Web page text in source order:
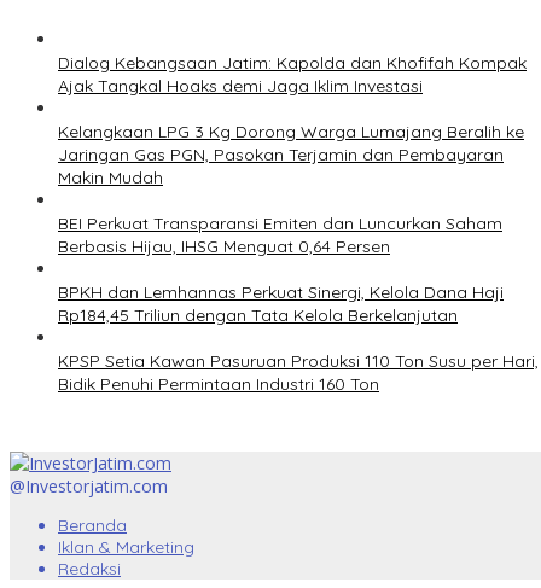
Dialog Kebangsaan Jatim: Kapolda dan Khofifah Kompak
Ajak Tangkal Hoaks demi Jaga Iklim Investasi
Kelangkaan LPG 3 Kg Dorong Warga Lumajang Beralih ke
Jaringan Gas PGN, Pasokan Terjamin dan Pembayaran
Makin Mudah
BEI Perkuat Transparansi Emiten dan Luncurkan Saham
Berbasis Hijau, IHSG Menguat 0,64 Persen
BPKH dan Lemhannas Perkuat Sinergi, Kelola Dana Haji
Rp184,45 Triliun dengan Tata Kelola Berkelanjutan
KPSP Setia Kawan Pasuruan Produksi 110 Ton Susu per Hari,
Bidik Penuhi Permintaan Industri 160 Ton
@Investorjatim.com
Beranda
Iklan & Marketing
Redaksi